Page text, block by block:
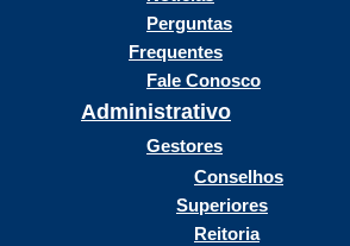
Perguntas
Frequentes
Fale Conosco
Administrativo
Gestores
Conselhos
Superiores
Reitoria